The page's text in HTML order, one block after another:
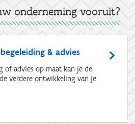
onderneming vooruit?
& advies
of advies op maat kan je de
verdere ontwikkeling van je